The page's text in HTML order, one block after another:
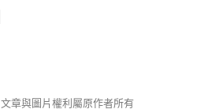
文章與圖片權利屬原作者所有